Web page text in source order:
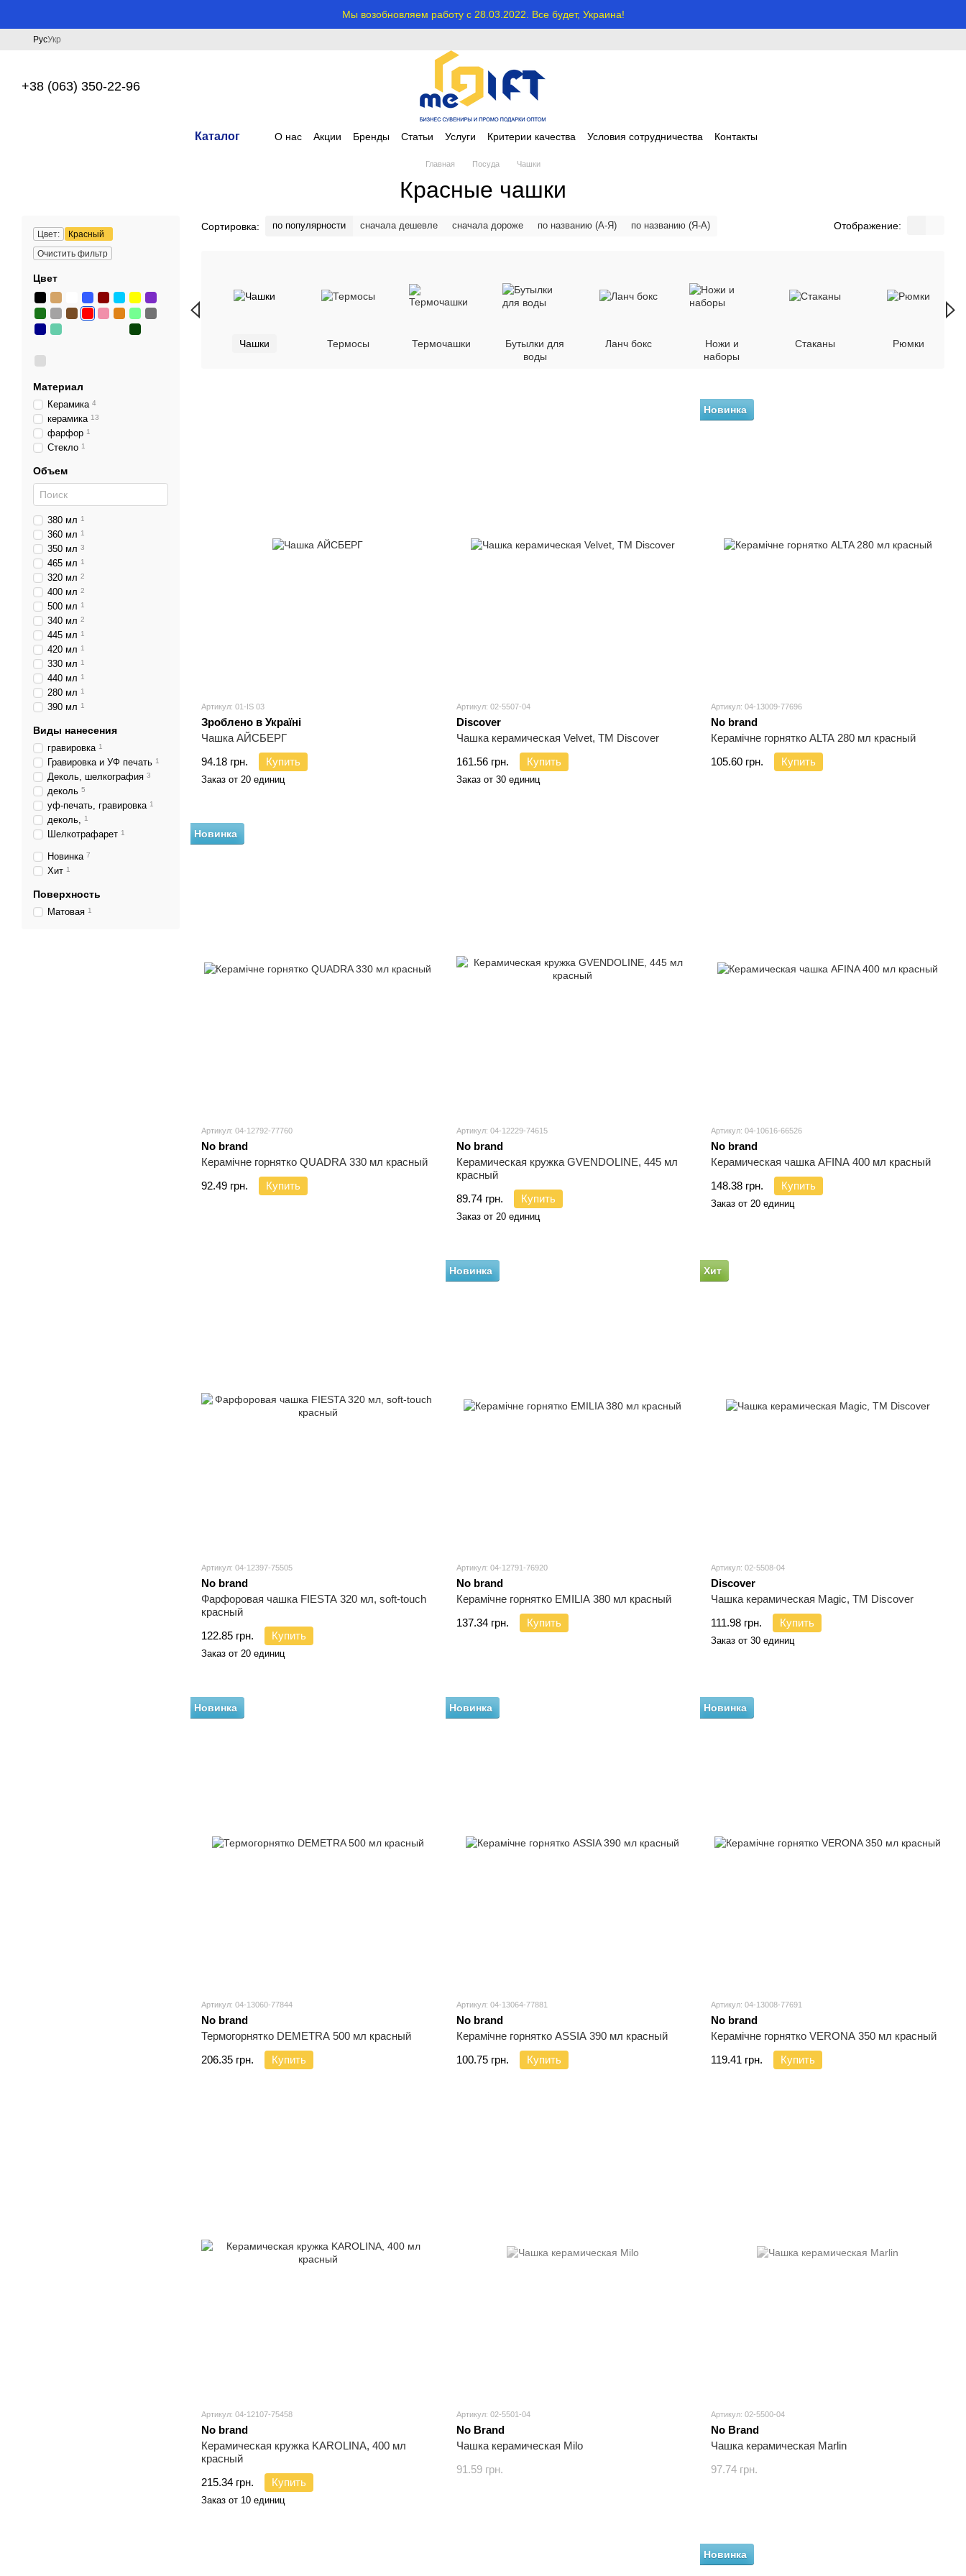
Мы возобновляем работу с 28.03.2022. Все будет, Украина!
РусУкр
+38 (063) 350-22-96
Каталог О нас Акции Бренды Статьи Услуги Критерии качества Условия сотрудничества Контакты
Главная Посуда Чашки
Красные чашки
Сортировка: по популярности сначала дешевле сначала дороже по названию (А-Я) по названию (Я-А) Отображение:
Чашки Термосы Термочашки
Бутылки для
воды
Ланч бокс
Ножи и
наборы
Стаканы Рюмки
Артикул: 01-IS 03
Зроблено в Україні
Чашка АЙСБЕРГ
94.18 грн.
Купить
Заказ от 20 единиц
Артикул: 02-5507-04
Discover
Чашка керамическая Velvet, ТМ Discover
161.56 грн.
Купить
Заказ от 30 единиц
Новинка
Артикул: 04-13009-77696
No brand
Керамічне горнятко ALTA 280 мл красный
105.60 грн.
Купить
Новинка
Артикул: 04-12792-77760
No brand
Керамічне горнятко QUADRA 330 мл красный
92.49 грн.
Купить
Артикул: 04-12229-74615
No brand
Керамическая кружка GVENDOLINE, 445 мл
красный
89.74 грн.
Купить
Заказ от 20 единиц
Артикул: 04-10616-66526
No brand
Керамическая чашка AFINA 400 мл красный
148.38 грн.
Купить
Заказ от 20 единиц
Артикул: 04-12397-75505
No brand
Фарфоровая чашка FIESTA 320 мл, soft-touch
красный
122.85 грн.
Купить
Заказ от 20 единиц
Новинка
Артикул: 04-12791-76920
No brand
Керамічне горнятко EMILIA 380 мл красный
137.34 грн.
Купить
Хит
Артикул: 02-5508-04
Discover
Чашка керамическая Magic, ТМ Discover
111.98 грн.
Купить
Заказ от 30 единиц
Новинка
Артикул: 04-13060-77844
No brand
Термогорнятко DEMETRA 500 мл красный
206.35 грн.
Купить
Новинка
Артикул: 04-13064-77881
No brand
Керамічне горнятко ASSIA 390 мл красный
100.75 грн.
Купить
Новинка
Артикул: 04-13008-77691
No brand
Керамічне горнятко VERONA 350 мл красный
119.41 грн.
Купить
Артикул: 04-12107-75458
No brand
Керамическая кружка KAROLINA, 400 мл
красный
215.34 грн.
Купить
Заказ от 10 единиц
Артикул: 02-5501-04
No Brand
Чашка керамическая Milo
91.59 грн.
Артикул: 02-5500-04
No Brand
Чашка керамическая Marlin
97.74 грн.
Новинка
Цвет:
Красный
Очистить фильтр
Цвет
Материал
Керамика 4
керамика 13
фарфор 1
Стекло 1
Объем
380 мл 1
360 мл 1
350 мл 3
465 мл 1
320 мл 2
400 мл 2
500 мл 1
340 мл 2
445 мл 1
420 мл 1
330 мл 1
440 мл 1
280 мл 1
390 мл 1
Виды нанесения
гравировка 1
Гравировка и УФ печать 1
Деколь, шелкография 3
деколь 5
уф-печать, гравировка 1
деколь, 1
Шелкотрафарет 1
Новинка 7
Хит 1
Поверхность
Матовая 1